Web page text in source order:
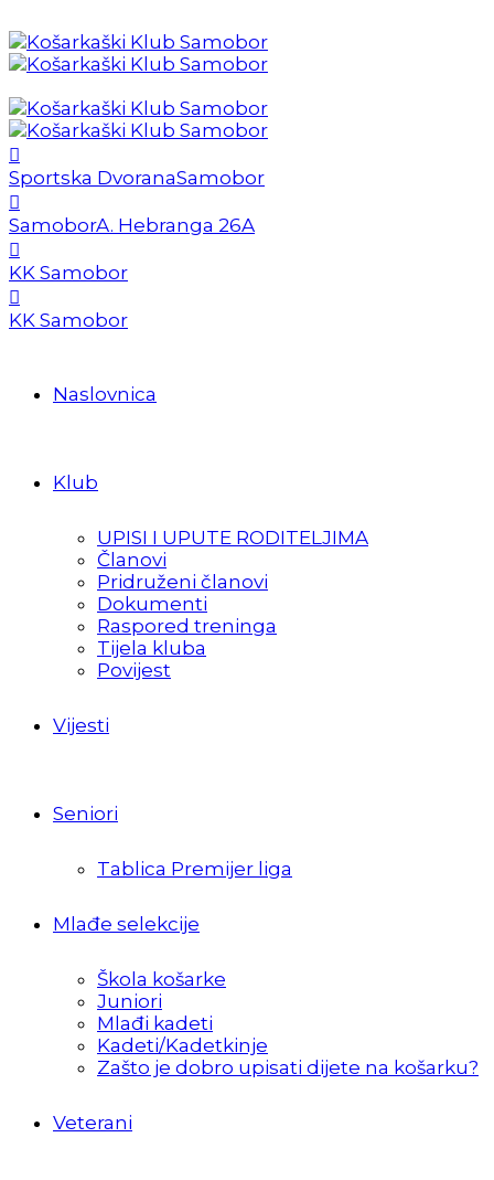
Sportska DvoranaSamobor
SamoborA. Hebranga 26A
KK Samobor
KK Samobor
Naslovnica
Klub
UPISI I UPUTE RODITELJIMA
Članovi
Pridruženi članovi
Dokumenti
Raspored treninga
Tijela kluba
Povijest
Vijesti
Seniori
Tablica Premijer liga
Mlađe selekcije
Škola košarke
Juniori
Mlađi kadeti
Kadeti/Kadetkinje
Zašto je dobro upisati dijete na košarku?
Veterani